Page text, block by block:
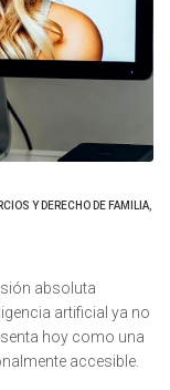
Y DERECHO DE FAMILIA,
absoluta
artificial ya no
hoy como una
accesible.